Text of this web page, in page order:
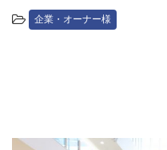
企業・オーナー様